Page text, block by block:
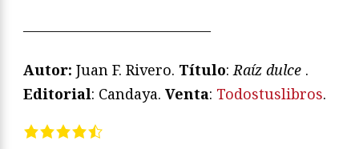
—————————————
Autor: Juan F. Rivero. Título:Raíz dulce .
Editorial: Candaya. Venta: Todostuslibros.